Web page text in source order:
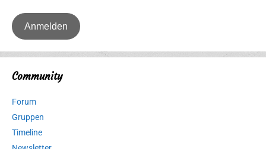
Community
Forum
Gruppen
Timeline